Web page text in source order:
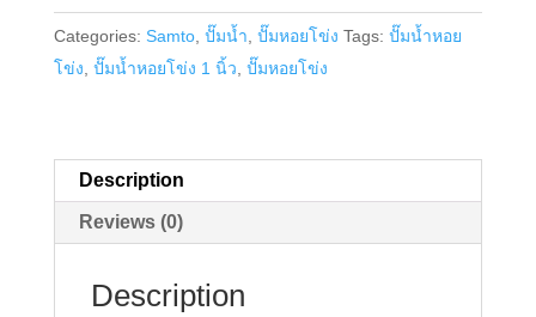
โข่ง
1
นิ้ว
TQ60
quantity
Categories: Samto, ปั๊มน้ำ, ปั๊มหอยโข่ง Tags: ปั๊มน้ำหอย
โข่ง, ปั๊มน้ำหอยโข่ง 1 นิ้ว, ปั๊มหอยโข่ง
Description
Reviews (0)
Description